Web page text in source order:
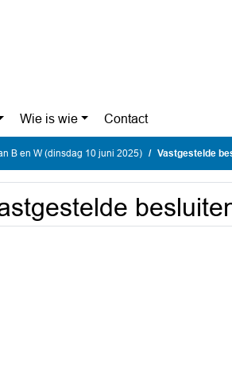
Wie is wie Contact
B en W (dinsdag 10 juni 2025) Vastgestelde